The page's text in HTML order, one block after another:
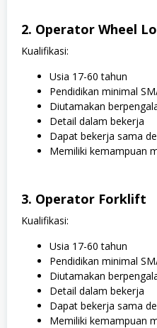
2. Operator Wheel
Kualifikasi:
Usia 17-60 tahun
Pendidikan minimal
Diutamakan
Detail dalam bekerja
Dapat bekerja sama
Memiliki kemampuan
3. Operator Forklift
Kualifikasi:
Usia 17-60 tahun
Pendidikan minimal
Diutamakan
Detail dalam bekerja
Dapat bekerja sama
Memiliki kemampuan